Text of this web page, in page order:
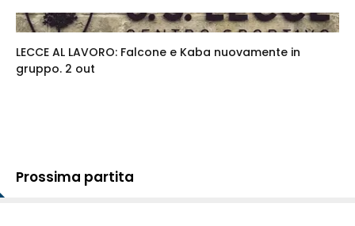
LECCE AL LAVORO: Falcone e Kaba nuovamente in
gruppo. 2 out
Prossima partita